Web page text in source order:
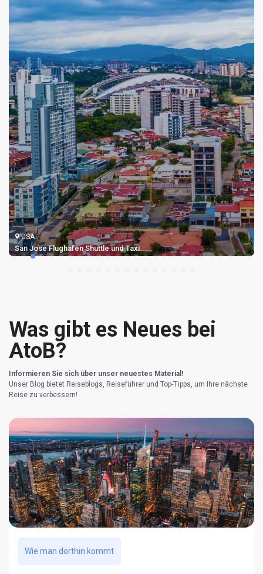
USA
San Jose Flughafen Shuttle und Taxi
Was gibt es Neues bei
AtoB?
Informieren Sie sich über unser neuestes Material!
Unser Blog bietet Reiseblogs, Reiseführer und Top-Tipps, um Ihre nächste
Reise zu verbessern!
Wie man dorthin kommt